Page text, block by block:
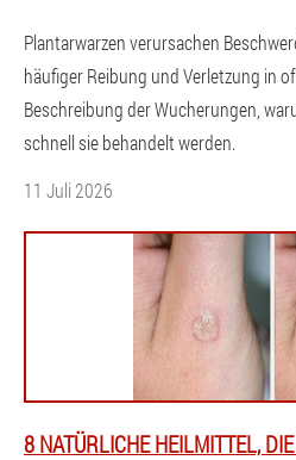
Plantarwarzen verursachen
häufiger Reibung und Verletzung in
Beschreibung der Wucherungen,
schnell sie behandelt werden.
11 Juli 2026
8 NATÜRLICHE HEILMITTEL,